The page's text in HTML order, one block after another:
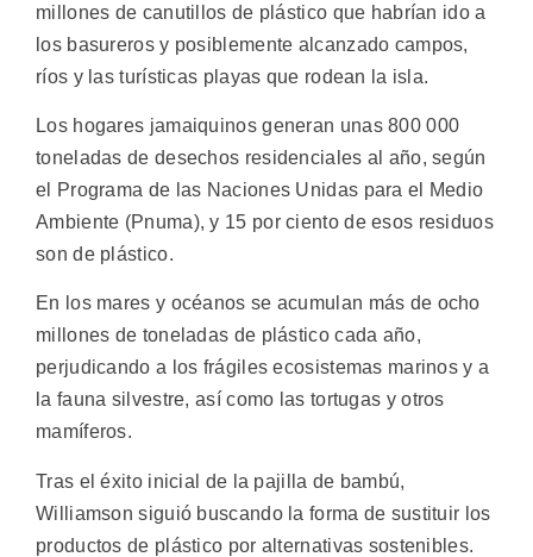
millones de canutillos de plástico que habrían ido a
los basureros y posiblemente alcanzado campos,
ríos y las turísticas playas que rodean la isla.
Los hogares jamaiquinos generan unas 800 000
toneladas de desechos residenciales al año, según
el Programa de las Naciones Unidas para el Medio
Ambiente (Pnuma), y 15 por ciento de esos residuos
son de plástico.
En los mares y océanos se acumulan más de ocho
millones de toneladas de plástico cada año,
perjudicando a los frágiles ecosistemas marinos y a
la fauna silvestre, así como las tortugas y otros
mamíferos.
Tras el éxito inicial de la pajilla de bambú,
Williamson siguió buscando la forma de sustituir los
productos de plástico por alternativas sostenibles.